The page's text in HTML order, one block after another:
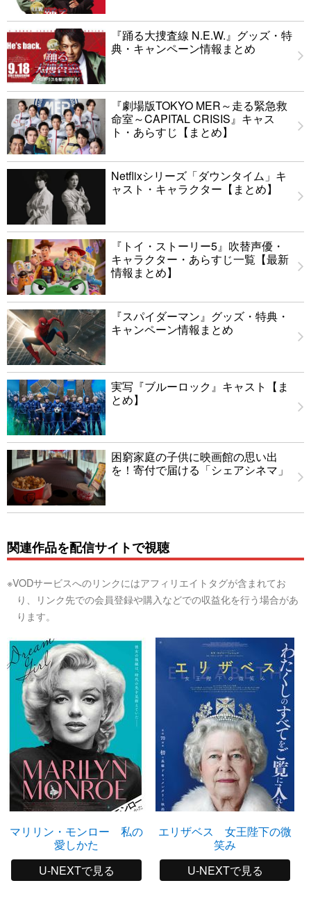
『踊る大捜査線 N.E.W.』グッズ・特
典・キャンペーン情報まとめ
『劇場版TOKYO MER～走る緊急救
命室～CAPITAL CRISIS』キャス
ト・あらすじ【まとめ】
Netflixシリーズ「ダウンタイム」キ
ャスト・キャラクター【まとめ】
『トイ・ストーリー5』吹替声優・
キャラクター・あらすじ一覧【最新
情報まとめ】
『スパイダーマン』グッズ・特典・
キャンペーン情報まとめ
実写『ブルーロック』キャスト【ま
とめ】
困窮家庭の子供に映画館の思い出
を！寄付で届ける「シェアシネマ」
関連作品を配信サイトで視聴
※VODサービスへのリンクにはアフィリエイトタグが含まれてお
り、リンク先での会員登録や購入などでの収益化を行う場合があ
ります。
マリリン・モンロー 私の
愛しかた
U-NEXTで見る
エリザベス 女王陛下の微
笑み
U-NEXTで見る